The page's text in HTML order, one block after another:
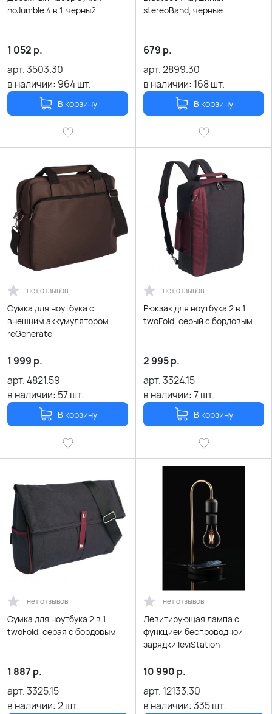
noJumble 4 в 1, черный
1 052 р.
арт.3503.30
в наличии: 964шт.
В корзину
stereoBand, черные
679 р.
арт.2899.30
в наличии: 168шт.
В корзину
нет отзывов
Сумка для ноутбука с
внешним аккумулятором
reGenerate
1 999 р.
арт.4821.59
в наличии: 57шт.
В корзину
нет отзывов
Рюкзак для ноутбука 2 в 1
twoFold, серый с бордовым
2 995р.
арт.3324.15
в наличии:7шт.
В корзину
нет отзывов
Сумка для ноутбука 2 в 1
twoFold, серая с бордовым
1 887 р.
арт.3325.15
в наличии:2шт.
нет отзывов
Левитирующая лампа с
функцией беспроводной
зарядки leviStation
10 990 р.
арт. 12133.30
в наличии:335шт.